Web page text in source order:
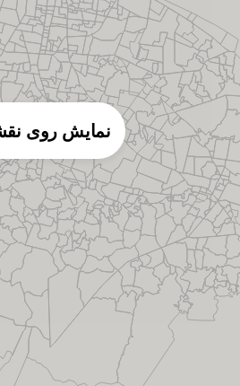
نمایش روی